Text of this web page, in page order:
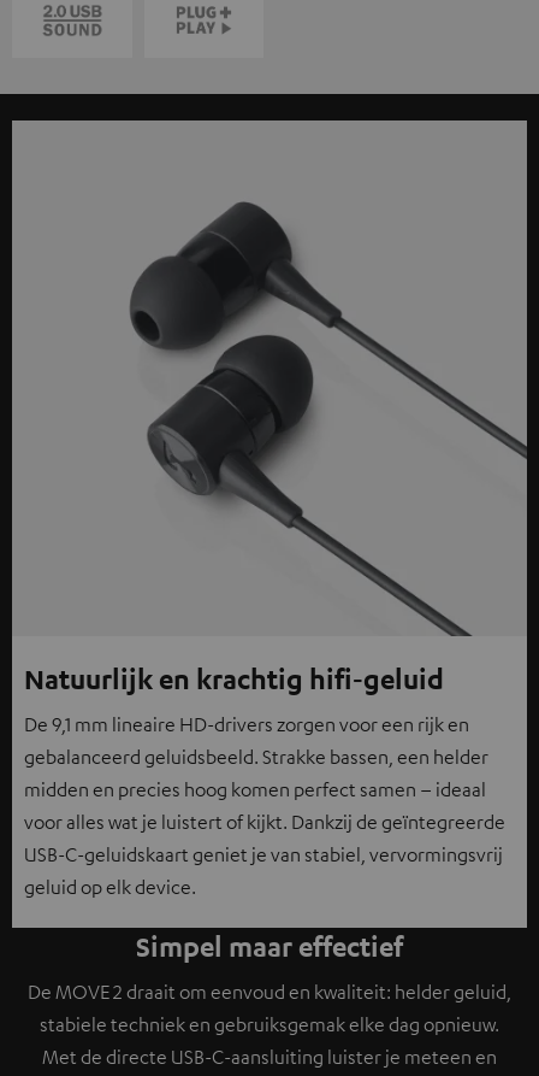
Natuurlijk en krachtig hifi‑geluid
De 9,1 mm lineaire HD-drivers zorgen voor een rijk en
gebalanceerd geluidsbeeld. Strakke bassen, een helder
midden en precies hoog komen perfect samen – ideaal
voor alles wat je luistert of kijkt. Dankzij de geïntegreerde
USB-C-geluidskaart geniet je van stabiel, vervormingsvrij
geluid op elk device.
Simpel maar effectief
De MOVE 2 draait om eenvoud en kwaliteit: helder geluid,
stabiele techniek en gebruiksgemak elke dag opnieuw.
Met de directe USB-C-aansluiting luister je meteen en